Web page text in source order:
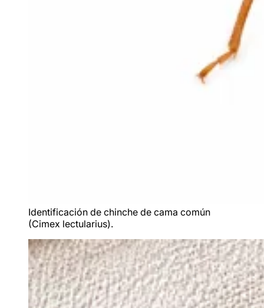
Identificación de chinche de cama común
(Cimex lectularius).